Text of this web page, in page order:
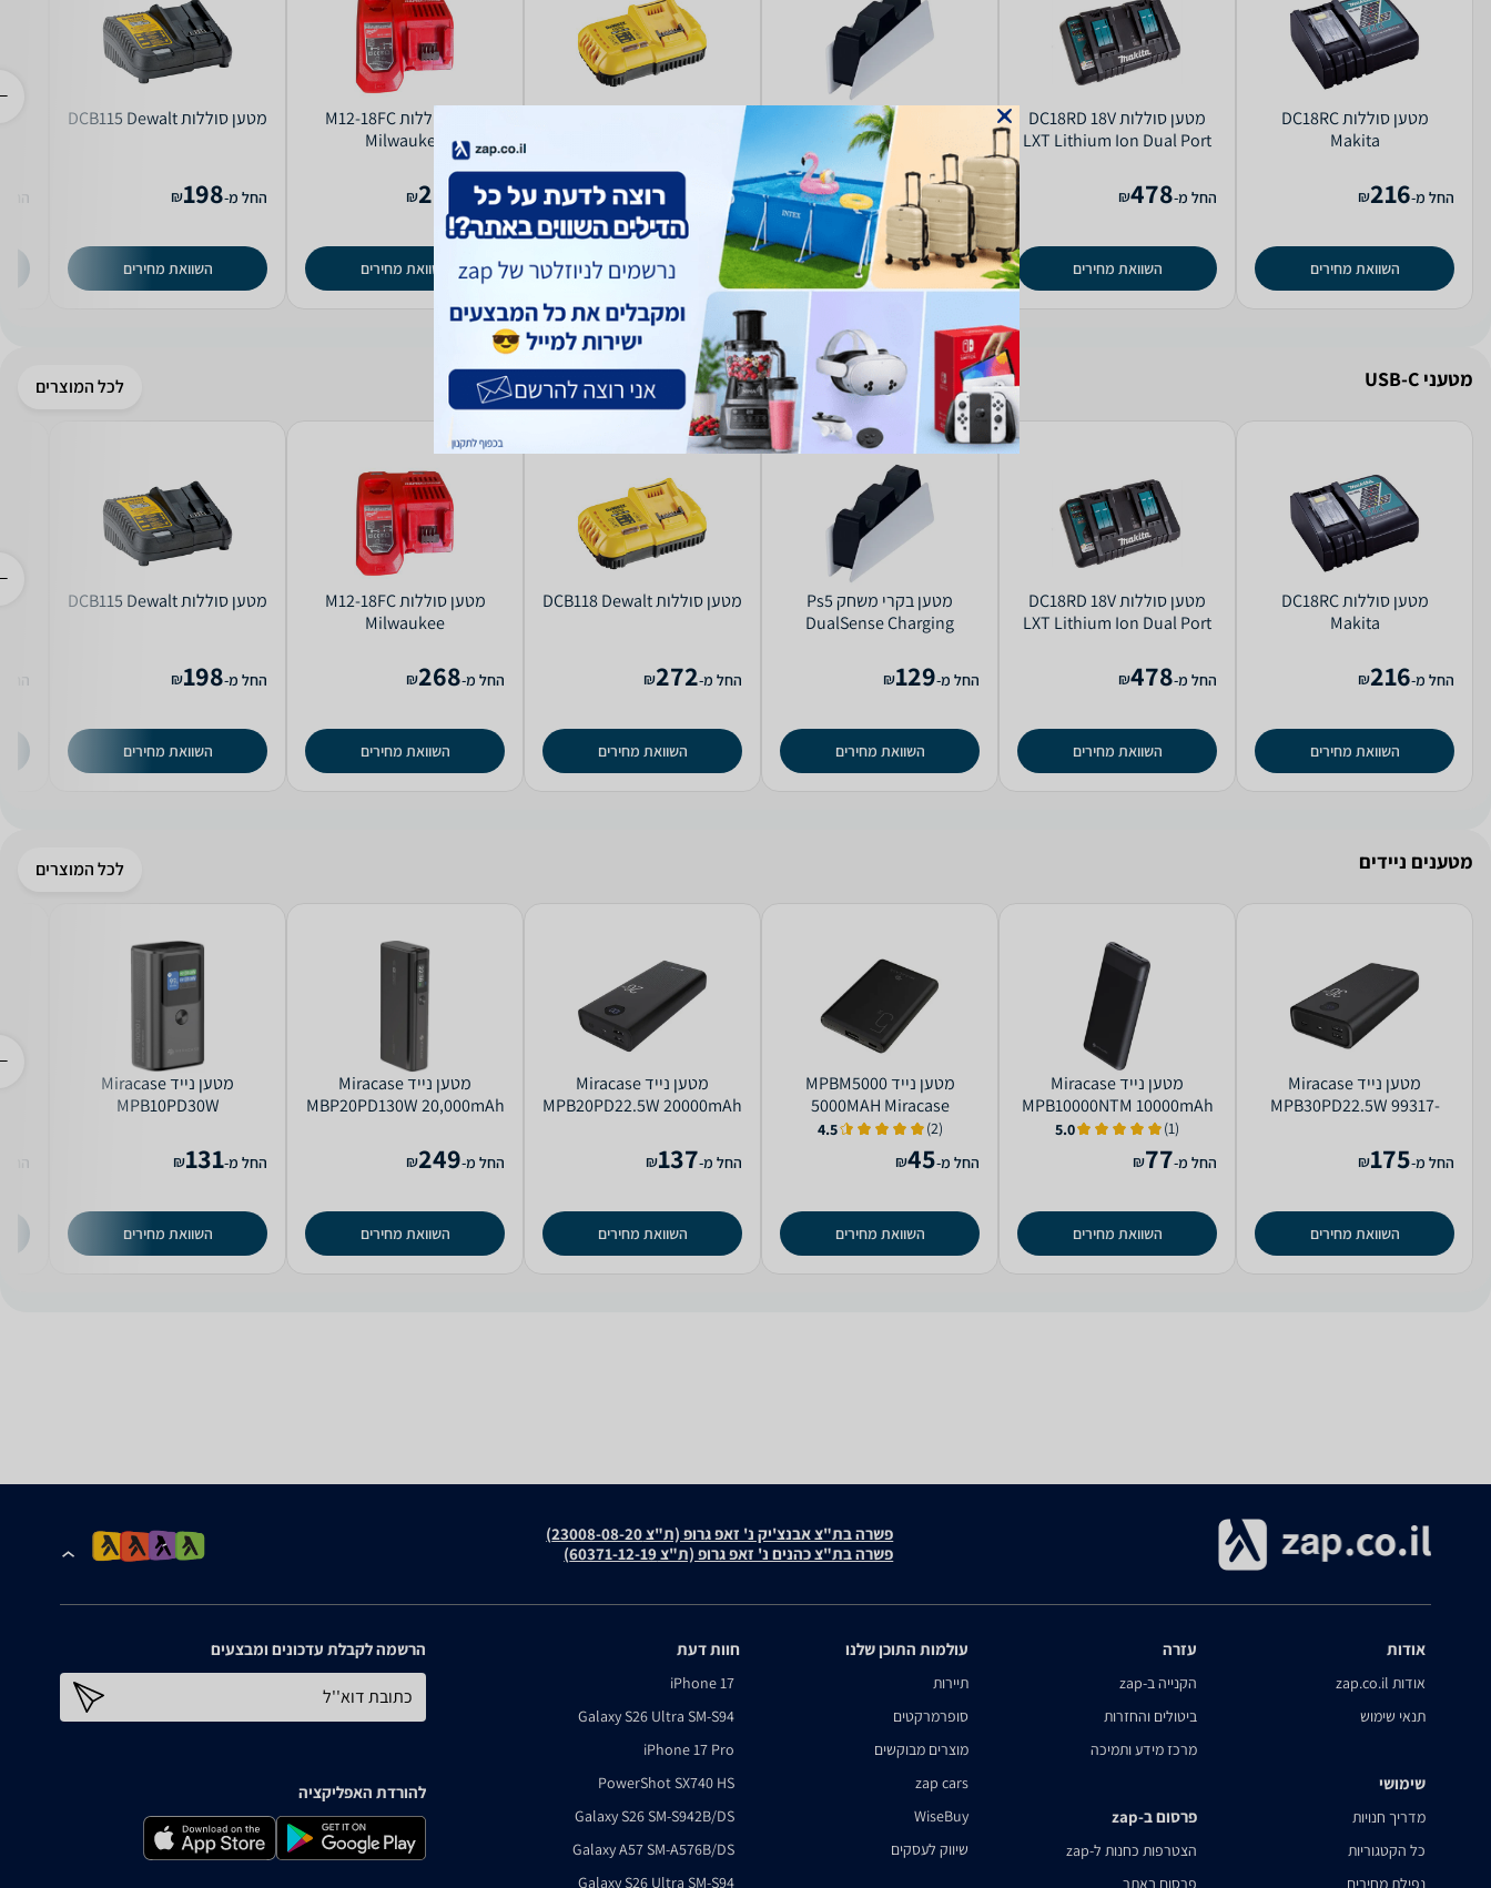
מטען ‏סוללות DC18RC
Makita
החל מ-216
₪
השוואת מחירים
מטען ‏סוללות DC18RD 18V
LXT Lithium Ion Dual Port
החל מ-478
₪
השוואת מחירים
DualSense Charging
Station Sony
החל מ-129
₪
השוואת מחירים
החל מ- 272
₪
השוואת מחירים
מטען ‏סוללות M12-18FC
Milwaukee
החל מ- 268
₪
השוואת מחירים
מטען ‏סוללות DCB115 Dewalt
החל מ-198
₪
השוואת מחירים
החל
מטעני USB-C לכל המוצרים
מטען ‏סוללות DC18RC
Makita
החל מ-216
₪
השוואת מחירים
מטען ‏סוללות DC18RD 18V
LXT Lithium Ion Dual Port
החל מ-478
₪
השוואת מחירים
מטען ‏בקרי משחק Ps5
DualSense Charging
החל מ-129
₪
השוואת מחירים
מטען ‏סוללות DCB118 Dewalt
החל מ-272
₪
השוואת מחירים
מטען ‏סוללות M12-18FC
Milwaukee
החל מ-268
₪
השוואת מחירים
מטען ‏סוללות DCB115 Dewalt
החל מ-198
₪
השוואת מחירים
החל
מטענים ניידים לכל המוצרים
מטען נייד Miracase
MPB30PD22.5W 99317-
החל מ-175
₪
השוואת מחירים
מטען נייד Miracase
MPB10000NTM 10000mAh
99215-800-29 (1)
5.0
החל מ-77
₪
השוואת מחירים
מטען נייד MPBM5000
5000MAH Miracase
(2)
4.5
החל מ-45
₪
השוואת מחירים
מטען נייד Miracase
MPB20PD22.5W 20000mAh
החל מ-137
₪
השוואת מחירים
מטען נייד Miracase
MBP20PD130W 20,000mAh
החל מ-249
₪
השוואת מחירים
מטען נייד Miracase
MPB10PD30W
החל מ-131
₪
השוואת מחירים
החל
פשרה בת"צ אבנצ'יק נ' זאפ גרופ (ת"צ 23008-08-20)
פשרה בת"צ כהנים נ' זאפ גרופ (ת"צ 60371-12-19)
אודות
אודות zap.co.il
תנאי שימוש
שימושי
מדריך חנויות
כל הקטגוריות
נפילת מחירים
עזרה
הקנייה ב-zap
ביטולים והחזרות
מרכז מידע ותמיכה
פרסום ב-zap
הצטרפות כחנות ל-zap
פרסום באתר
עולמות התוכן שלנו
תיירות
סופרמרקטים
מוצרים מבוקשים
zap cars
WiseBuy
שיווק לעסקים
חוות דעת
iPhone 17
Galaxy S26 Ultra SM-S94
iPhone 17 Pro
PowerShot SX740 HS
Galaxy S26 SM-S942B/DS
Galaxy A57 SM-A576B/DS
Galaxy S26 Ultra SM-S94
הרשמה לקבלת עדכונים ומבצעים
כתובת דוא''ל
להורדת האפליקציה